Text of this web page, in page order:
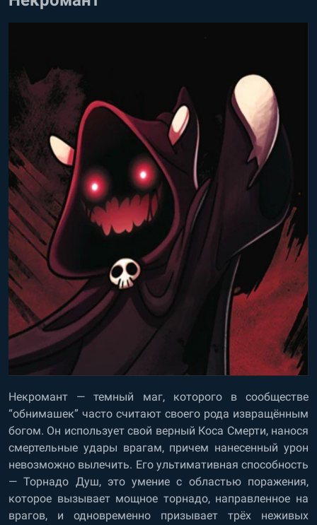
Некромант — темный маг, которого в сообществе
“обнимашек” часто считают своего рода извращённым
богом. Он использует свой верный Коса Смерти, нанося
смертельные удары врагам, причем нанесенный урон
невозможно вылечить. Его ультимативная способность
— Торнадо Душ, это умение с областью поражения,
которое вызывает мощное торнадо, направленное на
врагов, и одновременно призывает трёх неживых